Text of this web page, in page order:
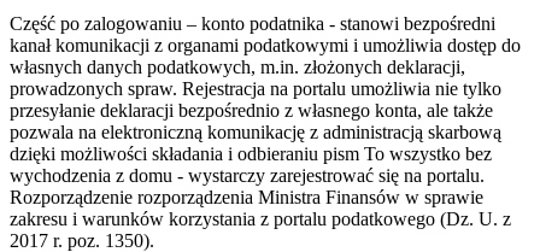
Część po zalogowaniu – konto podatnika - stanowi bezpośredni
kanał komunikacji z organami podatkowymi i umożliwia dostęp do
własnych danych podatkowych, m.in. złożonych deklaracji,
prowadzonych spraw. Rejestracja na portalu umożliwia nie tylko
przesyłanie deklaracji bezpośrednio z własnego konta, ale także
pozwala na elektroniczną komunikację z administracją skarbową
dzięki możliwości składania i odbieraniu pism To wszystko bez
wychodzenia z domu - wystarczy zarejestrować się na portalu.
Rozporządzenie rozporządzenia Ministra Finansów w sprawie
zakresu i warunków korzystania z portalu podatkowego (Dz. U. z
2017 r. poz. 1350).